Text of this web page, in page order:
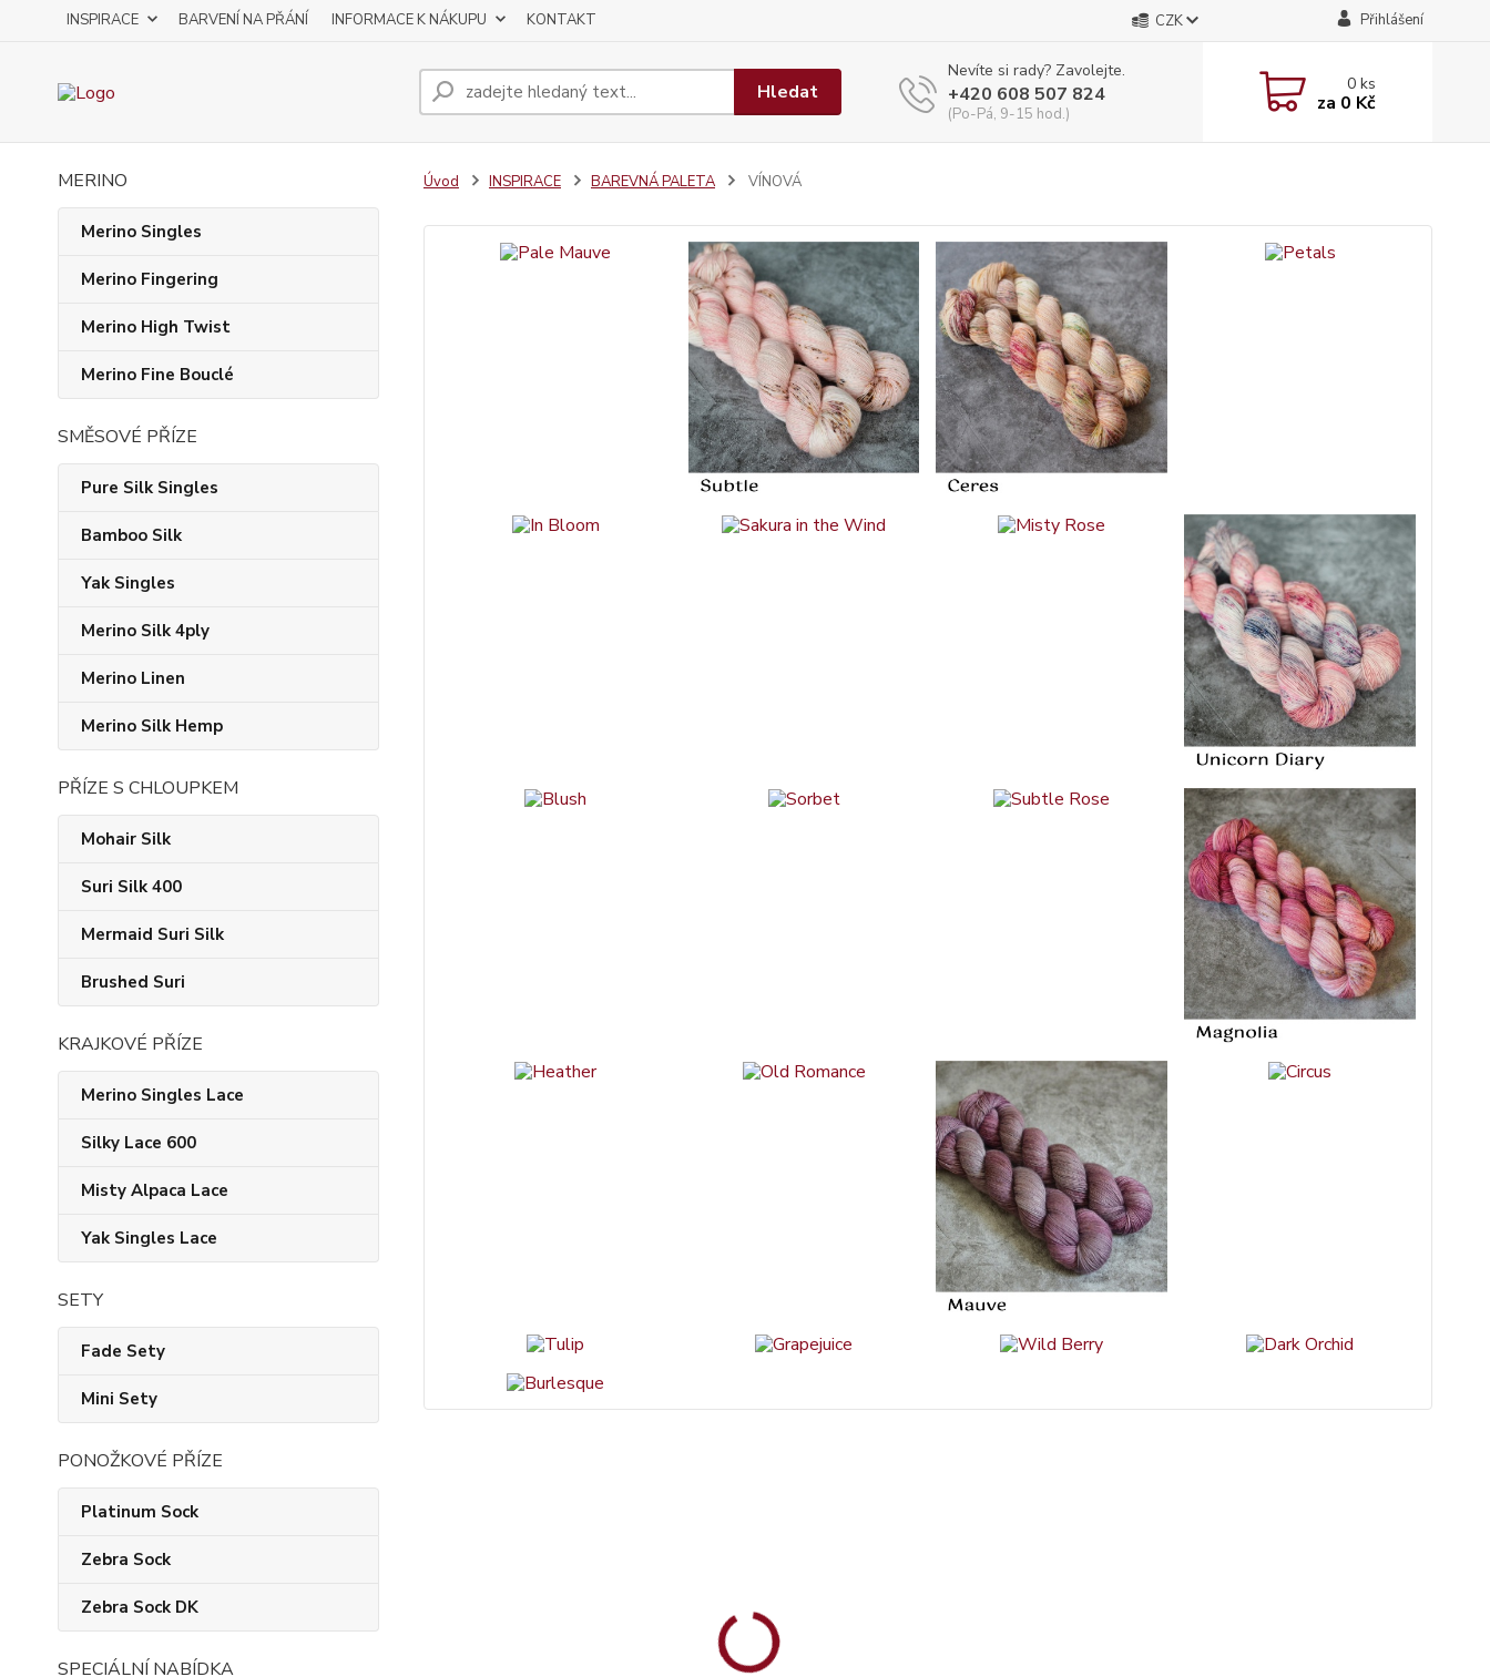
INSPIRACE BARVENÍ NA PŘÁNÍ INFORMACE K NÁKUPU KONTAKT CZK Přihlášení
Hledat
Nevíte si rady? Zavolejte.
+420 608 507 824
(Po-Pá, 9-15 hod.)
0ks
za 0 Kč
MERINO
Merino Singles
Merino Fingering
Merino High Twist
Merino Fine Bouclé
SMĚSOVÉ PŘÍZE
Pure Silk Singles
Bamboo Silk
Yak Singles
Merino Silk 4ply
Merino Linen
Merino Silk Hemp
PŘÍZE S CHLOUPKEM
Mohair Silk
Suri Silk 400
Mermaid Suri Silk
Brushed Suri
KRAJKOVÉ PŘÍZE
Merino Singles Lace
Silky Lace 600
Misty Alpaca Lace
Yak Singles Lace
SETY
Fade Sety
Mini Sety
PONOŽKOVÉ PŘÍZE
Platinum Sock
Zebra Sock
Zebra Sock DK
SPECIÁLNÍ NABÍDKA
Úvod INSPIRACE BAREVNÁ PALETA VÍNOVÁ